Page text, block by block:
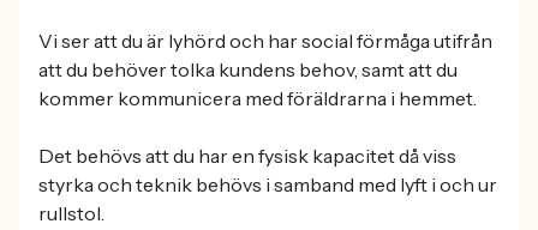
Vi ser att du är lyhörd och har social förmåga utifrån
att du behöver tolka kundens behov, samt att du
kommer kommunicera med föräldrarna i hemmet.
Det behövs att du har en fysisk kapacitet då viss
styrka och teknik behövs i samband med lyft i och ur
rullstol.